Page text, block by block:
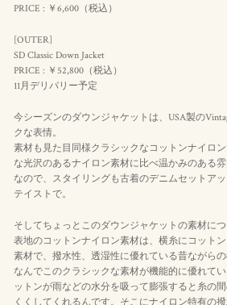
PRICE : ￥6,600（税込 ）
[OUTER]
SD Classic Down Jacket
PRICE : ￥52,800（税込 ）
11月デリバリー予定
今シーズンのダウンジャケットは、USA製の
クな表情。
素材も見た目同様クラシックなコットンナイロ
な光沢のあるナイロン素材に比べ温かみのある雰
なので、スタイリングも古着のデニムセットア
テイストで。
そしてちょっとこのダウンジャケットの素材につ
表地のコットンナイロン素材は、横糸にコット
素材で、撥水性、透湿性に優れている昔ながらの
なんでこのクラシックな素材が機能的に優れて
ットンが雨などの水分を吸って膨張すると糸の
くくしてくれるんです。そこにナイロン特有の